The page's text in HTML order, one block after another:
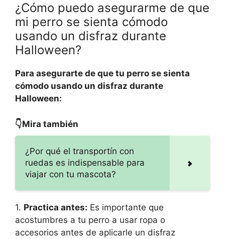
¿Cómo puedo asegurarme de que
mi perro se sienta cómodo
usando un disfraz durante
Halloween?
Para asegurarte de que tu perro se sienta
cómodo usando un disfraz durante
Halloween:
👇Mira también
¿Por qué el transportín con
ruedas es indispensable para
viajar con tu mascota?
1. Practica antes: Es importante que
acostumbres a tu perro a usar ropa o
accesorios antes de aplicarle un disfraz